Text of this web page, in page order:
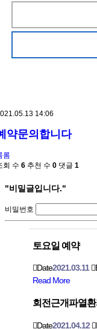
14:06
약문의합니다
롬
회 수 6 추천 수 0 댓글 1
"비밀글입니다."
비밀번호
토요일 예약
Date2021.03.11
Read More
회전근개파열
Date2021.04.12